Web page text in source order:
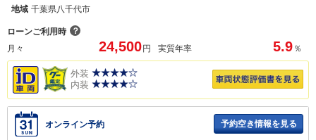
地域 千葉県八千代市
ローンご利用時 ？
月々
24,500 円 実質年率 5.9 ％
外装
内装
オンライン予約 予約空き情報を見る